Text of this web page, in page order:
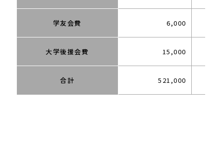
学友会費 6,000
大学後援会費 15,000
合計 521,000